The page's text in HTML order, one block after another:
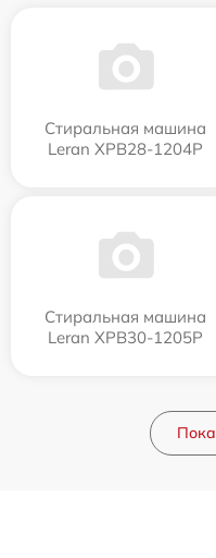
Стиральная машина
Leran XPB28-1204P
Стиральная машина
Leran XPB30-1205P